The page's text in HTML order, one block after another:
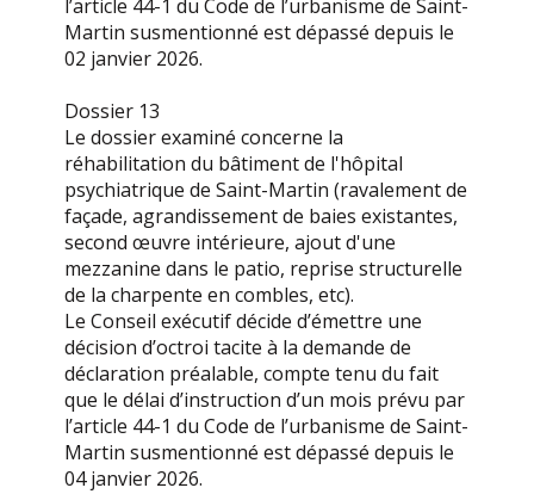
l’article 44-1 du Code de l’urbanisme de Saint-
Martin susmentionné est dépassé depuis le
02 janvier 2026.
Dossier 13
Le dossier examiné concerne la
réhabilitation du bâtiment de l'hôpital
psychiatrique de Saint-Martin (ravalement de
façade, agrandissement de baies existantes,
second œuvre intérieure, ajout d'une
mezzanine dans le patio, reprise structurelle
de la charpente en combles, etc).
Le Conseil exécutif décide d’émettre une
décision d’octroi tacite à la demande de
déclaration préalable, compte tenu du fait
que le délai d’instruction d’un mois prévu par
l’article 44-1 du Code de l’urbanisme de Saint-
Martin susmentionné est dépassé depuis le
04 janvier 2026.